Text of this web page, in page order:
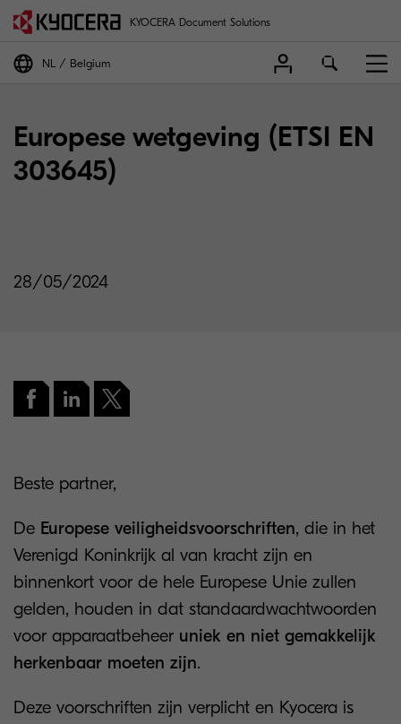
KYOCERA Document Solutions
NL Belgium
Europese wetgeving (ETSI EN
303645)
28/05/2024
Beste partner,
De Europese veiligheidsvoorschriften, die in het
Verenigd Koninkrijk al van kracht zijn en
binnenkort voor de hele Europese Unie zullen
gelden, houden in dat standaardwachtwoorden
voor apparaatbeheer uniek en niet gemakkelijk
herkenbaar moeten zijn.
Deze voorschriften zijn verplicht en Kyocera is